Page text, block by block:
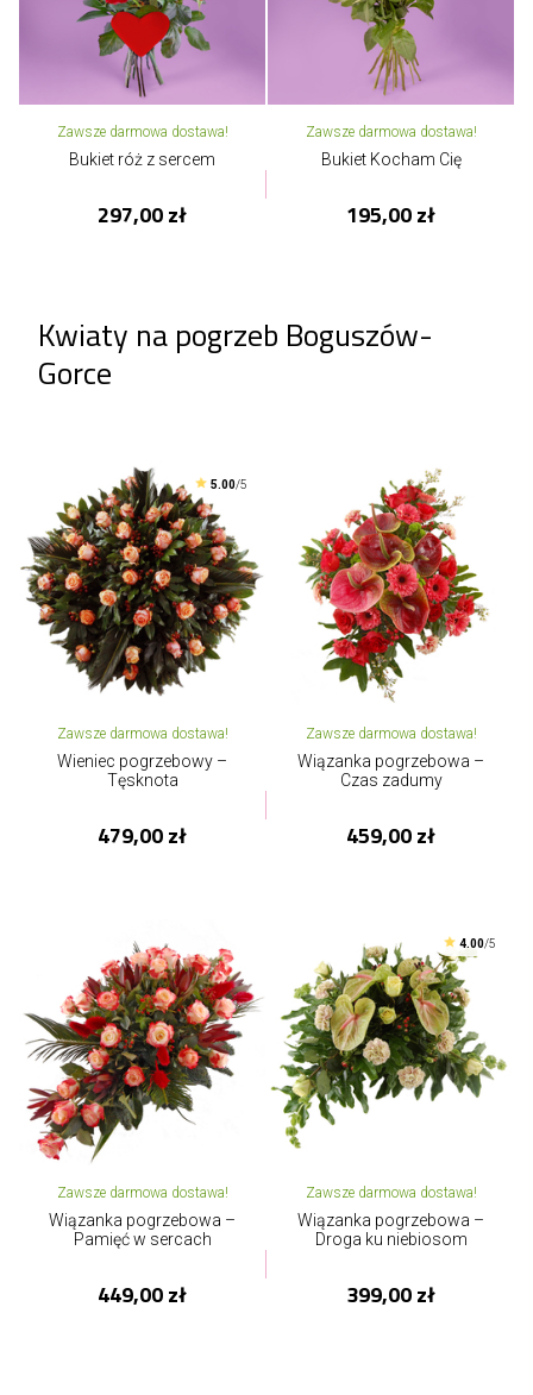
Zawsze darmowa dostawa!
Bukiet róż z sercem
297,00 zł
Zawsze darmowa dostawa!
Bukiet Kocham Cię
195,00 zł
Kwiaty na pogrzeb Boguszów-
Gorce
5.00/5
Zawsze darmowa dostawa!
Wieniec pogrzebowy –
Tęsknota
479,00 zł
Zawsze darmowa dostawa!
Wiązanka pogrzebowa –
Czas zadumy
459,00 zł
Zawsze darmowa dostawa!
Wiązanka pogrzebowa –
Pamięć w sercach
449,00 zł
4.00/5
Zawsze darmowa dostawa!
Wiązanka pogrzebowa –
Droga ku niebiosom
399,00 zł